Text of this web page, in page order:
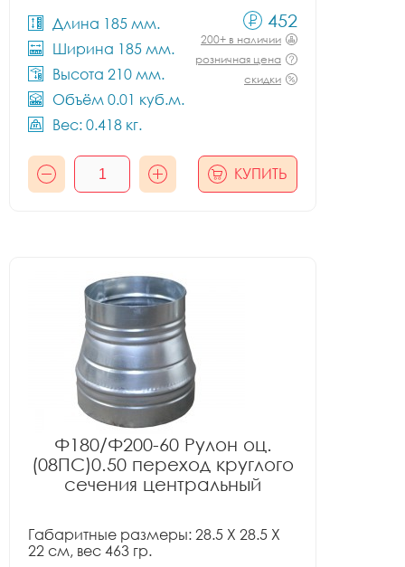
Длина 185 мм.
Ширина 185 мм.
Высота 210 мм.
Объём 0.01 куб.м.
Вес: 0.418 кг.
452
200+ в наличии
розничная цена
скидки
КУПИТЬ
Ф180/Ф200-60 Рулон оц.
(08ПС)0.50 переход круглого
сечения центральный
Габаритные размеры: 28.5 X 28.5 X
22 см, вес 463 гр.